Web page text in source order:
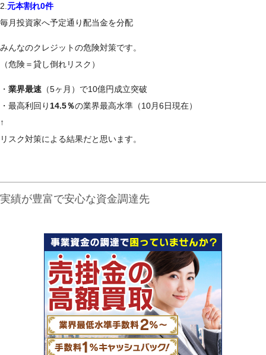
2. 元本割れ0件
毎月投資家へ予定通り配当金を分配
みんなのクレジットの危険対策です。
（危険＝貸し倒れリスク）
・ 業界最速 （5ヶ月）で10億円成立突破
・最高利回り 14.5％の業界最高水準（10月6日現在）
↑
リスク対策による結果だと思います。
実績が豊富で安心な資金調達先